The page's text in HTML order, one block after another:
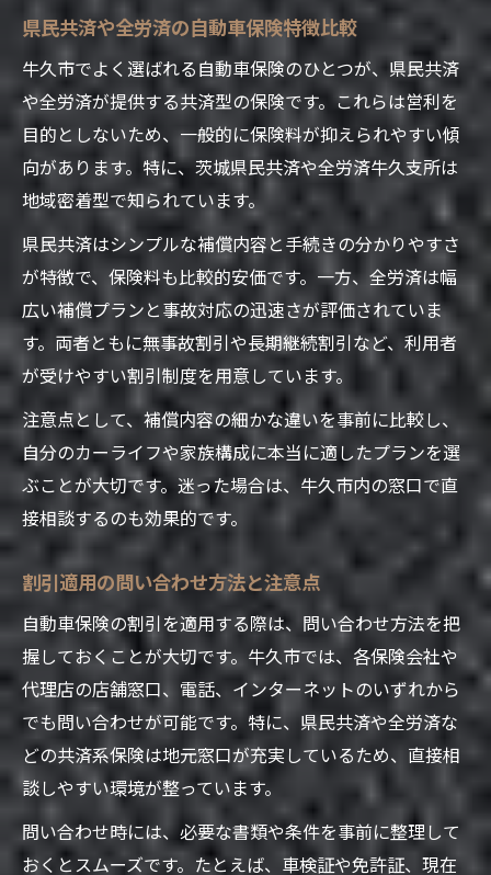
県民共済や全労済の自動車保険特徴比較
牛久市でよく選ばれる自動車保険のひとつが、県民共済
や全労済が提供する共済型の保険です。これらは営利を
目的としないため、一般的に保険料が抑えられやすい傾
向があります。特に、茨城県民共済や全労済牛久支所は
地域密着型で知られています。
県民共済はシンプルな補償内容と手続きの分かりやすさ
が特徴で、保険料も比較的安価です。一方、全労済は幅
広い補償プランと事故対応の迅速さが評価されていま
す。両者ともに無事故割引や長期継続割引など、利用者
が受けやすい割引制度を用意しています。
注意点として、補償内容の細かな違いを事前に比較し、
自分のカーライフや家族構成に本当に適したプランを選
ぶことが大切です。迷った場合は、牛久市内の窓口で直
接相談するのも効果的です。
割引適用の問い合わせ方法と注意点
自動車保険の割引を適用する際は、問い合わせ方法を把
握しておくことが大切です。牛久市では、各保険会社や
代理店の店舗窓口、電話、インターネットのいずれから
でも問い合わせが可能です。特に、県民共済や全労済な
どの共済系保険は地元窓口が充実しているため、直接相
談しやすい環境が整っています。
問い合わせ時には、必要な書類や条件を事前に整理して
おくとスムーズです。たとえば、車検証や免許証、現在